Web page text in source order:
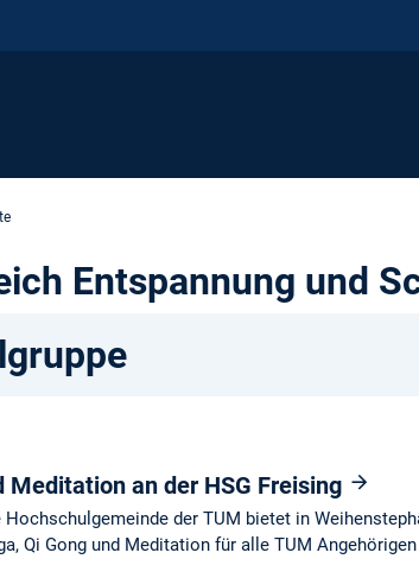
Entspannung und
Meditation an der HSG Freising
Hochschulgemeinde der TUM bietet in
Qi Gong und Meditation für alle TUM